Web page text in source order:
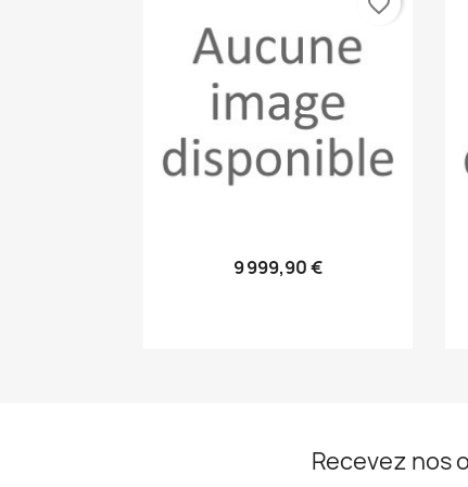
Aperçu rapide
9 999,90 €
Recevez nos